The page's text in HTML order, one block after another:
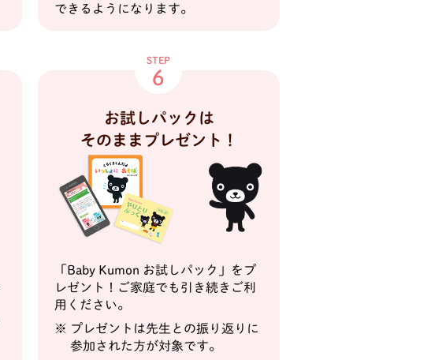
できるようになります。
STEP
6
お試しパックは
そのままプレゼント！
「Baby Kumon お試しパック」をプ
レゼント！ご家庭でも引き続きご利
用ください。
プレゼントは先生との振り返りに
参加された方が対象です。